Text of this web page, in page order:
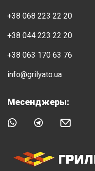
+38 068 223 22 20
+38 044 223 22 20
+38 063 170 63 76
info@grilyato.ua
Месенджеры: